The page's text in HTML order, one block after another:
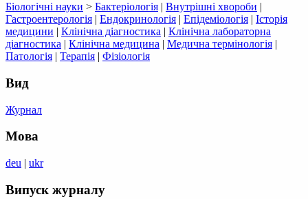
Біологічні науки > Бактеріологія | Внутрішні хвороби |
Гастроентерологія | Ендокринологія | Епідеміологія | Історія
медицини | Клінічна діагностика | Клінічна лабораторна
діагностика | Клінічна медицина | Медична термінологія |
Патологія | Терапія | Фізіологія
Вид
Журнал
Мова
deu | ukr
Випуск журналу